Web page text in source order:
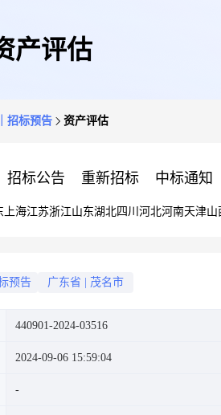
产评估
招标预告 资产评估
招标公告 重新招标 中标通知
上海江苏浙江山东湖北四川 河北河南天津山
预告 广东省 茂名市
440901-2024-03516
2024-09-06 15:59:04